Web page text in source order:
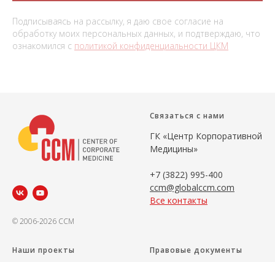
Подписываясь на рассылку, я даю свое согласие на
обработку моих персональных данных, и подтверждаю, что
ознакомился с политикой конфиденциальности ЦКМ
© 2006-2026 CCM
Связаться с нами
ГК «Центр Корпоративной
Медицины»
+7 (3822) 995-400
ccm@globalccm.com
Все контакты
Наши проекты Правовые документы